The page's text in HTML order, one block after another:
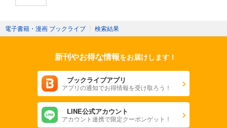
電子書籍・漫画 ブックライブ 〉 検索結果
新刊やお得な情報をお届けします！
ブックライブアプリ
アプリの通知でお得情報を受け取ろう！
LINE公式アカウント
アカウント連携で限定クーポンゲット！